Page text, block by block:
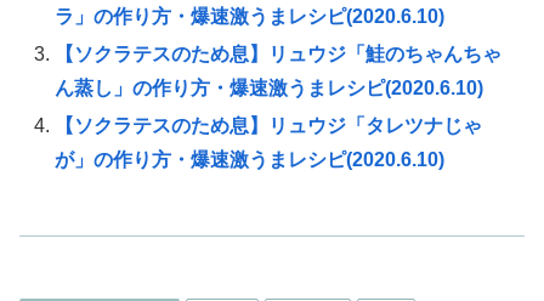
ラ」の作り方・爆速激うまレシピ(2020.6.10)
【ソクラテスのため息】リュウジ「鮭のちゃんちゃ
ん蒸し」の作り方・爆速激うまレシピ(2020.6.10)
【ソクラテスのため息】リュウジ「タレツナじゃ
が」の作り方・爆速激うまレシピ(2020.6.10)